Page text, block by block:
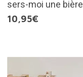
sers-moi une bière
10,95€